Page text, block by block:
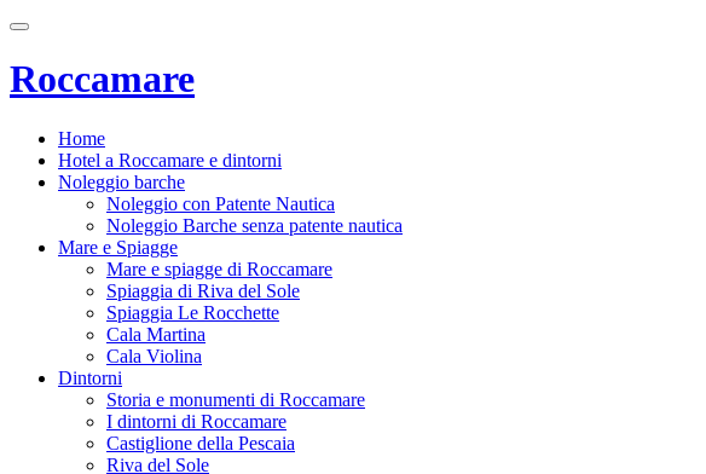
Roccamare
Home
Hotel a Roccamare e dintorni
Noleggio barche
Noleggio con Patente Nautica
Noleggio Barche senza patente nautica
Mare e Spiagge
Mare e spiagge di Roccamare
Spiaggia di Riva del Sole
Spiaggia Le Rocchette
Cala Martina
Cala Violina
Dintorni
Storia e monumenti di Roccamare
I dintorni di Roccamare
Castiglione della Pescaia
Riva del Sole